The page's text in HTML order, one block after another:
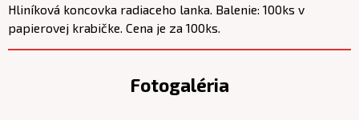
Hliníková koncovka radiaceho lanka. Balenie: 100ks v
papierovej krabičke. Cena je za 100ks.
Fotogaléria